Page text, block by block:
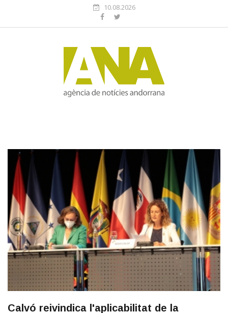
10.08.2026
Calvó reivindica l'aplicabilitat de la